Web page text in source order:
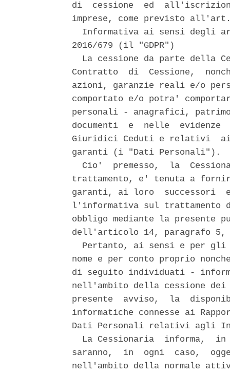
di  cessione  ed
imprese, come previsto
Informativa ai sensi degli
2016/679 (il "GDPR")
La cessione da parte della
Contratto  di  Cessione,
azioni, garanzie reali e/o
comportato e/o potra'
personali - anagrafici,
documenti  e  nelle
Giuridici Ceduti e relativi
garanti (i "Dati Personali").
Cio'  premesso,  la
trattamento, e' tenuta a
garanti, ai loro  successori
l'informativa sul trattamento
obbligo mediante la
dell'articolo 14, paragrafo 5,
Pertanto, ai sensi e per
nome e per conto proprio
di seguito individuati -
nell'ambito della cessione
presente  avviso,  la
informatiche connesse ai
Dati Personali relativi agli
La Cessionaria  informa,
saranno,  in  ogni  caso,
nell'ambito della normale